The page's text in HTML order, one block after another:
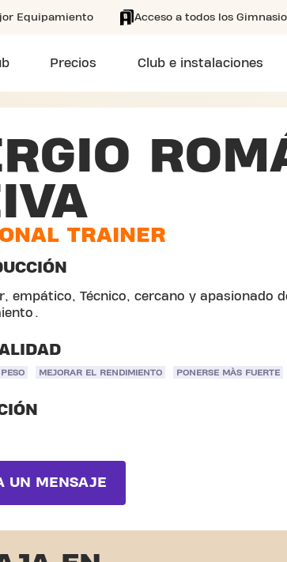
Equipamiento Acceso a todos los
Precios Club e instalaciones
TRAINER
empático, Técnico, cercano y apasionado
.
MEJORAR EL RENDIMIENTO PONERSE MÀS FUERTE
UN MENSAJE